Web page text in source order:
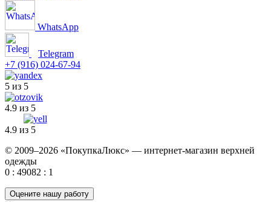
WhatsApp
Telegram
+7 (916) 024-67-94
5 из 5
4.9 из 5
4.9 из 5
© 2009–2026 «ПокупкаЛюкс» — интернет-магазин верхней
одежды
0 : 49082 : 1
Оцените нашу работу